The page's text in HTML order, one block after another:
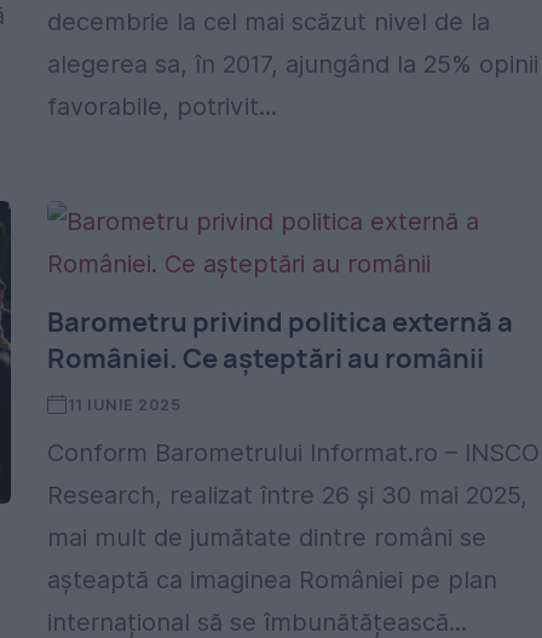
decembrie la cel mai scăzut nivel de la
alegerea sa, în 2017, ajungând la 25% opinii
favorabile, potrivit...
Barometru privind politica externă a
României. Ce așteptări au românii
11 IUNIE 2025
Conform Barometrului Informat.ro –
Research, realizat între 26 și 30 mai 2025,
mai mult de jumătate dintre români se
așteaptă ca imaginea României pe plan
internațional să se îmbunătățească...